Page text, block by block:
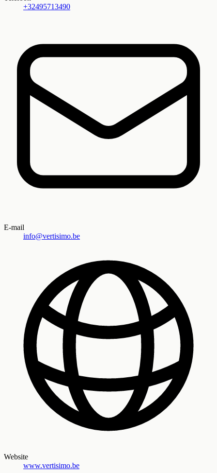
+32495713490
E-mail
info@vertisimo.be
Website
www.vertisimo.be